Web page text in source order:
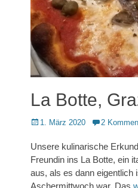
La Botte,
Posted
1. März 2020 2
Unsere kulinarische
Freundin ins La Botte, ein
aus, als es dann
Aschermittwoch war. Das